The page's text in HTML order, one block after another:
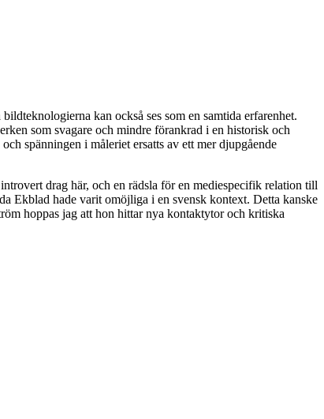
kan också ses som en samtida erfarenhet.
som svagare och mindre förankrad i en historisk och
spänningen i måleriet ersatts av ett mer djupgående
drag här, och en rädsla för en mediespecifik relation till
Ekblad hade varit omöjliga i en svensk kontext. Detta kanske
hoppas jag att hon hittar nya kontaktytor och kritiska